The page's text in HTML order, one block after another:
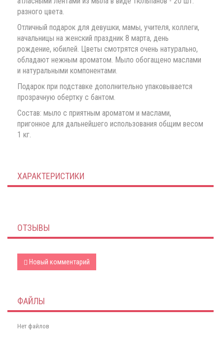
разного цвета.
Отличный подарок для девушки, мамы, учителя, коллеги,
начальницы на женский праздник 8 марта, день
рождение, юбилей. Цветы смотрятся очень натурально,
обладают нежным ароматом. Мыло обогащено маслами
и натуральными компонентами.
Подарок при подставке дополнительно упаковывается
прозрачную обертку с бантом.
Состав: мыло с приятным ароматом и маслами,
пригонное для дальнейшего использования общим весом
1 кг.
ХАРАКТЕРИСТИКИ
ОТЗЫВЫ
Новый комментарий
ФАЙЛЫ
Нет файлов